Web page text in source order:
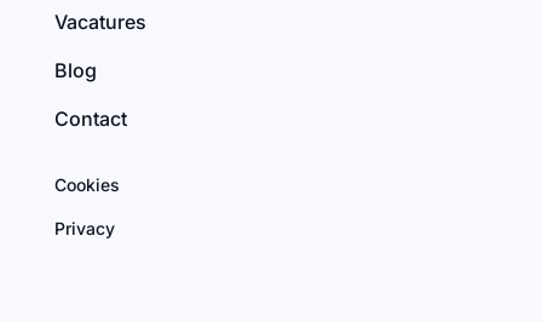
Vacatures
Blog
Contact
Cookies
Privacy